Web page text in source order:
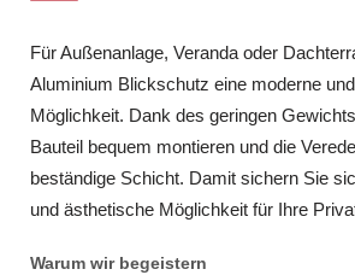
Für Außenanlage, Veranda oder
Aluminium Blickschutz eine moderne
Möglichkeit. Dank des geringen
Bauteil bequem montieren und die
beständige Schicht. Damit sichern Sie
und ästhetische Möglichkeit für Ihre
Warum wir begeistern